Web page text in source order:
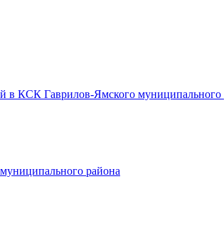
в КСК Гаврилов-Ямского муниципального
района